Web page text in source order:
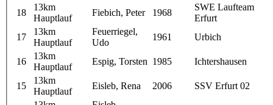
18
13km
Hauptlauf
Fiebich, Peter 1968
SWE Laufteam
Erfurt
17
13km
Hauptlauf
Feuerriegel,
Udo
1961 Urbich
16
13km
Hauptlauf
Espig, Torsten 1985 Ichtershausen
15
13km
Hauptlauf
Eisleb, Rena 2006 SSV Erfurt 02